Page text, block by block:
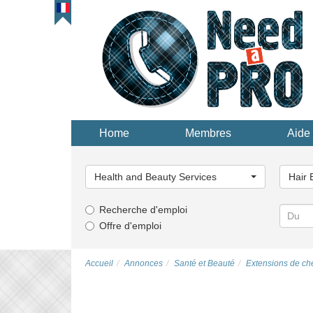
Home Membres Aide
une
catégorie...
Health and Beauty Services
uneHair
Recherche d'emploi
Offre d'emploi
Accueil Annonces Santé et Beauté Extensions de